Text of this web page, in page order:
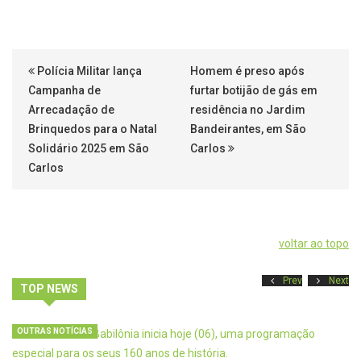
Polícia Militar lança
Campanha de
Arrecadação de
Brinquedos para o Natal
Solidário 2025 em São
Carlos
Homem é preso após
furtar botijão de gás em
residência no Jardim
Bandeirantes, em São
Carlos
voltar ao topo
TOP NEWS
Prev Next
OUTRAS NOTÍCIAS